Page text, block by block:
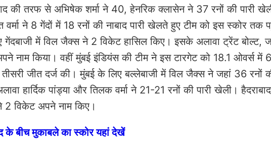
की तरफ से अभिषेक शर्मा ने 40, हेनरिक क्लासेन ने 37 रनों की पारी
ने 8 गेंदों में 18 रनों की नाबाद पारी खेलते हुए टीम को इस स्कोर तक
में विल जैक्स ने 2 विकेट हासिल किए। इसके अलावा ट्रेंट बोल्ट,
नाम किया। वहीं मुंबई इंडियंस की टीम ने इस टारगेट को 18.1 ओवर्स
जीत दर्ज की। मुंबई के लिए बल्लेबाजी में विल जैक्स ने जहां 36 रनों
हार्दिक पांड्या और तिलक वर्मा ने 21-21 रनों की पारी खेली।
2 विकेट अपने नाम किए।
के बीच मुकाबले का स्कोर यहां देखें